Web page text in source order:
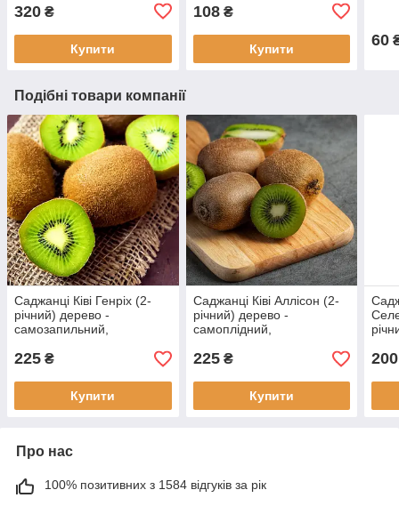
320 ₴
Купити
108₴
Купити 60
Подібні товари компанії
Саджанці Ківі Генріх (2-
річний) дерево -
самозапильний,
морозостійкий
225 ₴
Купити
Саджанці Ківі Аллісон (2-
річний) дерево -
самоплідний,
морозостійкий
225₴
Купити
200
Про нас
100% позитивних з 1584 відгуків за рік